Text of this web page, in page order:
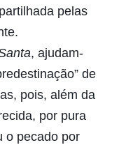
pelas
, ajudam-
de
pois, além da
por pura
o pecado por